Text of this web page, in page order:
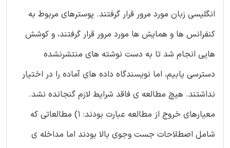
انگلیسی زبان مورد مرور قرار گرفتند. پوسترهای مربوط به
کنفرانس ها و همایش ها مورد مرور قرار گرفتند، و کوشش
هایی انجام شد تا به دست نوشته های منتشرنشده
دسترسی یابیم، اما نویسندگاه داده های آماده را در اختیار
نداشتند. هیچ مطالعه ی فاقد شرایط لازم گنجانده نشد.
معیارهای خروج از مطالعه عبارت بودند: 1) مطالعاتی که
شامل اصطلاحات جست وجوی بالا بودند اما مداخله ی